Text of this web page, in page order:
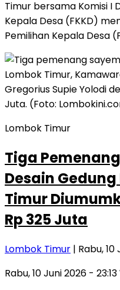
Timur bersama Komisi I
Kepala Desa (FKKD)
Pemilihan Kepala Desa
Lombok Timur
Tiga
Desain Gedung
Timur
Rp 325 Juta
Lombok Timur | Rabu, 10
Rabu, 10 Juni 2026 - 23:13